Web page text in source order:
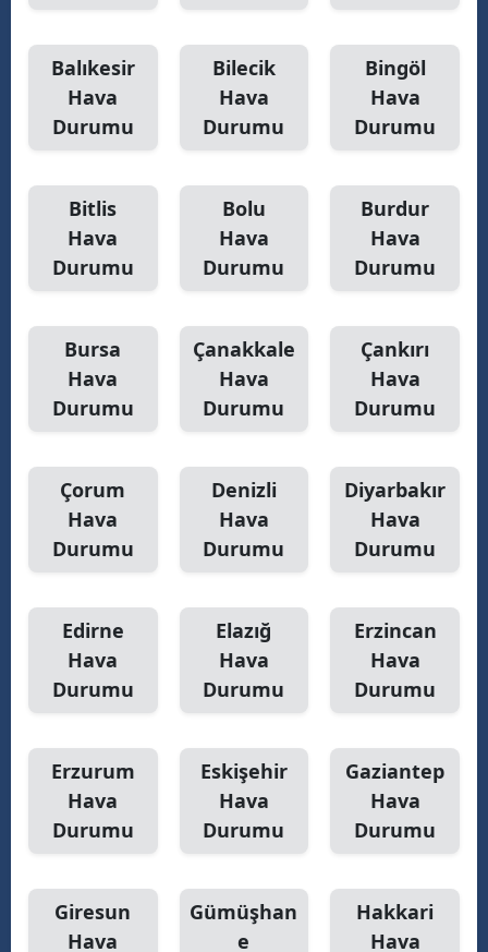
Balıkesir
Hava
Durumu
Bilecik
Hava
Durumu
Bingöl
Hava
Durumu
Bitlis
Hava
Durumu
Bolu
Hava
Durumu
Burdur
Hava
Durumu
Bursa
Hava
Durumu
Çanakkale
Hava
Durumu
Çankırı
Hava
Durumu
Çorum
Hava
Durumu
Denizli
Hava
Durumu
Diyarbakır
Hava
Durumu
Edirne
Hava
Durumu
Elazığ
Hava
Durumu
Erzincan
Hava
Durumu
Erzurum
Hava
Durumu
Eskişehir
Hava
Durumu
Gaziantep
Hava
Durumu
Giresun
Hava
Gümüşhan
e
Hakkari
Hava